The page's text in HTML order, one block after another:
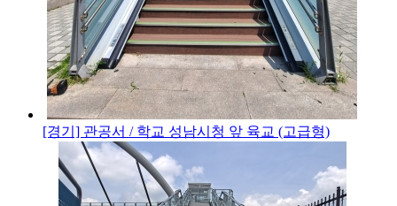
[경기] 관공서 / 학교 성남시청 앞 육교 (고급형)